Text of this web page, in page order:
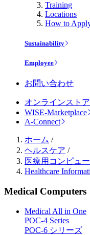
Training
Locations
How to
Sustainability
Employee
お問い合わせ
オンラインストア
WISE-Marketplace
A-Connect
ホーム /
ヘルスケア /
医療用コンピュ
Healthcare
Medical Computers
Medical All in One
POC-4 Series
POC-6 シリーズ